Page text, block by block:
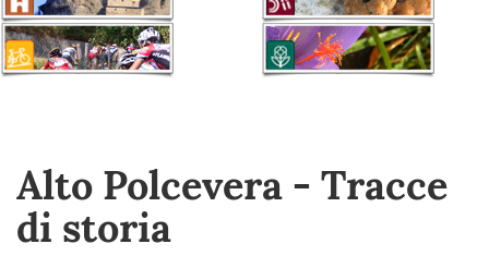
Alto Polcevera - Tracce
di storia